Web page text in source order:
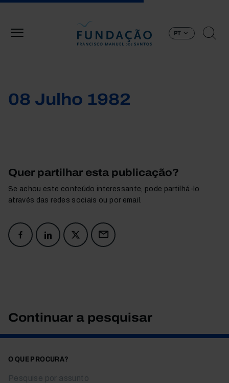
PT
08 Julho 1982
Quer partilhar esta publicação?
Se achou este conteúdo interessante, pode partilhá-lo
através das redes sociais ou por email.
Continuar a pesquisar
O QUE PROCURA?